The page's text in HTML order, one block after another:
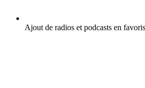
Ajout de radios et podcasts en favoris